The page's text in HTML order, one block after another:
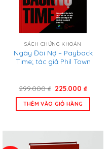
SÁCH CHỨNG KHOÁN
Ngày Đòi Nợ – Payback
Time; tác giả Phil Town
299.000₫ Giá
là:
299.000 ₫.
225.000₫Giá
tại
THÊM VÀO GIỎ HÀNG